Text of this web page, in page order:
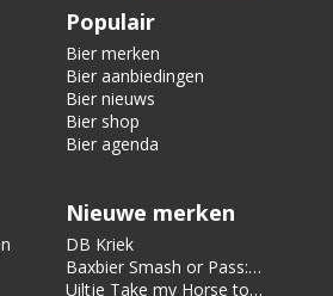
Populair
Bier merken
Bier aanbiedingen
Bier nieuws
Bier shop
Bier agenda
Nieuwe merken
DB Kriek
Baxbier Smash or Pass:
Strata
Uiltje Take my Horse to